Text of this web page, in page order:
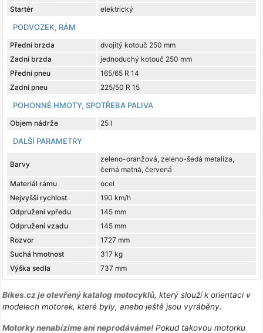
Startér
elektrický
PODVOZEK, RÁM
Přední brzda
dvojitý kotouč 250 mm
Zadní brzda
jednoduchý kotouč 250 mm
Přední pneu
165/65 R 14
Zadní pneu
225/50 R 15
POHONNÉ HMOTY, SPOTŘEBA PALIVA
Objem nádrže 25 l
DALŠÍ PARAMETRY
Barvy
zeleno-oranžová, zeleno-šedá metalíza,
černá matná, červená
Materiál rámu
ocel
Nejvyšší rychlost
190 km/h
Odpružení vpředu
145 mm
Odpružení vzadu
145 mm
Rozvor
1727 mm
Suchá hmotnost
317 kg
Výška sedla
737 mm
Bikes.cz je otevřený katalog motocyklů, který slouží k orientaci v
modelech motorek, které byly, anebo ještě jsou vyráběny.
Motorky nenabízíme ani neprodáváme!Pokud takovou motorku